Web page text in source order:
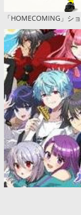
「HOMECOMING」シ